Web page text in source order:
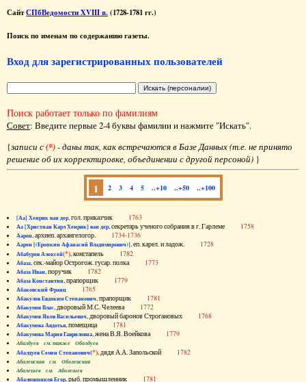
СайтСПбВедомости XVIII в. (1728-1781 гг.)
Поиск по именам по содержанию газеты.
Вход для зарегистрированных пользователей
Поиск работает только по фамилиям
Совет: Введите первые 2-4 буквы фамилии и нажмите "Искать".
{записи с(*)- даны так, как встречаются в Базе Данных (т.е. не принято
решение об их корректировке, объединении с другой персоной) }
1 2 3 4 5 ..+10 ..+50 ..+100
[Аа] Хенрик ван дер, гол. приказчик 1763
Аа [Христиан Карл Хенрик] ван дер, секретарь ученого собрания в г. Гарлеме 1758
Аарон, архиеп. архангелогор. 1734-1736
Аарон [(Еропкин Афанасий Владимирович)], еп. карел. и ладож. 1728
Абабуров Алексей(*), констапель 1782
Абаза, сек.-майор Острогож. гусар. полка 1773
Абаза Иван, поручик 1782
Абаза Константин, прапорщик 1779
Абаковский Франц 1765
Абакулов Евдоким Степанович, прапорщик 1781
Абакумов Влас, дворовый М.С. Челеева 1772
Абакумов Яков Васильевич, дворовый баронов Строгановых 1768
Абакумова Авдотья, помещица 1781
Абакумова Мария Гавриловна, жена В.Я. Воейкова 1779
Абалдуев см. также Оболдуев
Абалдуев Семен Степанович(*), дядя А.А. Запольской 1782
Абаленская см. Оболенская
Абалешев см. Аболешев
Абалишников Егор, рыб. промышленник 1781